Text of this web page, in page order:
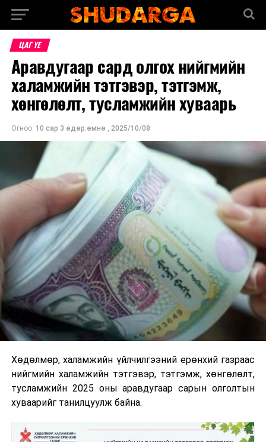
ЦАГ ҮЕ
Аравдугаар сард олгох нийгмийн
халамжийн тэтгэвэр, тэтгэмж,
хөнгөлөлт, тусламжийн хуваарь
Огноо: 10 сар 3 өдөр.өмнө , 2025/10/08
Хөдөлмөр, халамжийн үйлчилгээний ерөнхий газраас
нийгмийн халамжийн тэтгэвэр, тэтгэмж, хөнгөлөлт,
тусламжийн 2025 оны аравдугаар сарын олголтын
хуваарийг танилцуулж байна.